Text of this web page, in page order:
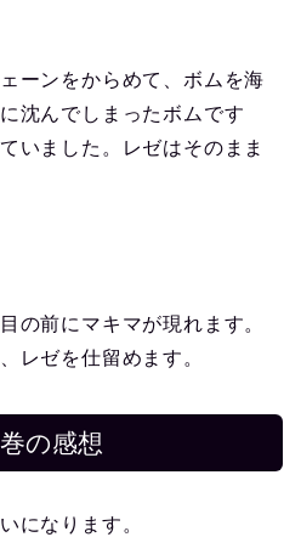
ーンをからめて、ボムを海
沈んでしまったボムです
いました。レゼはそのまま
の前にマキマが現れます。
レゼを仕留めます。
の感想
になります。